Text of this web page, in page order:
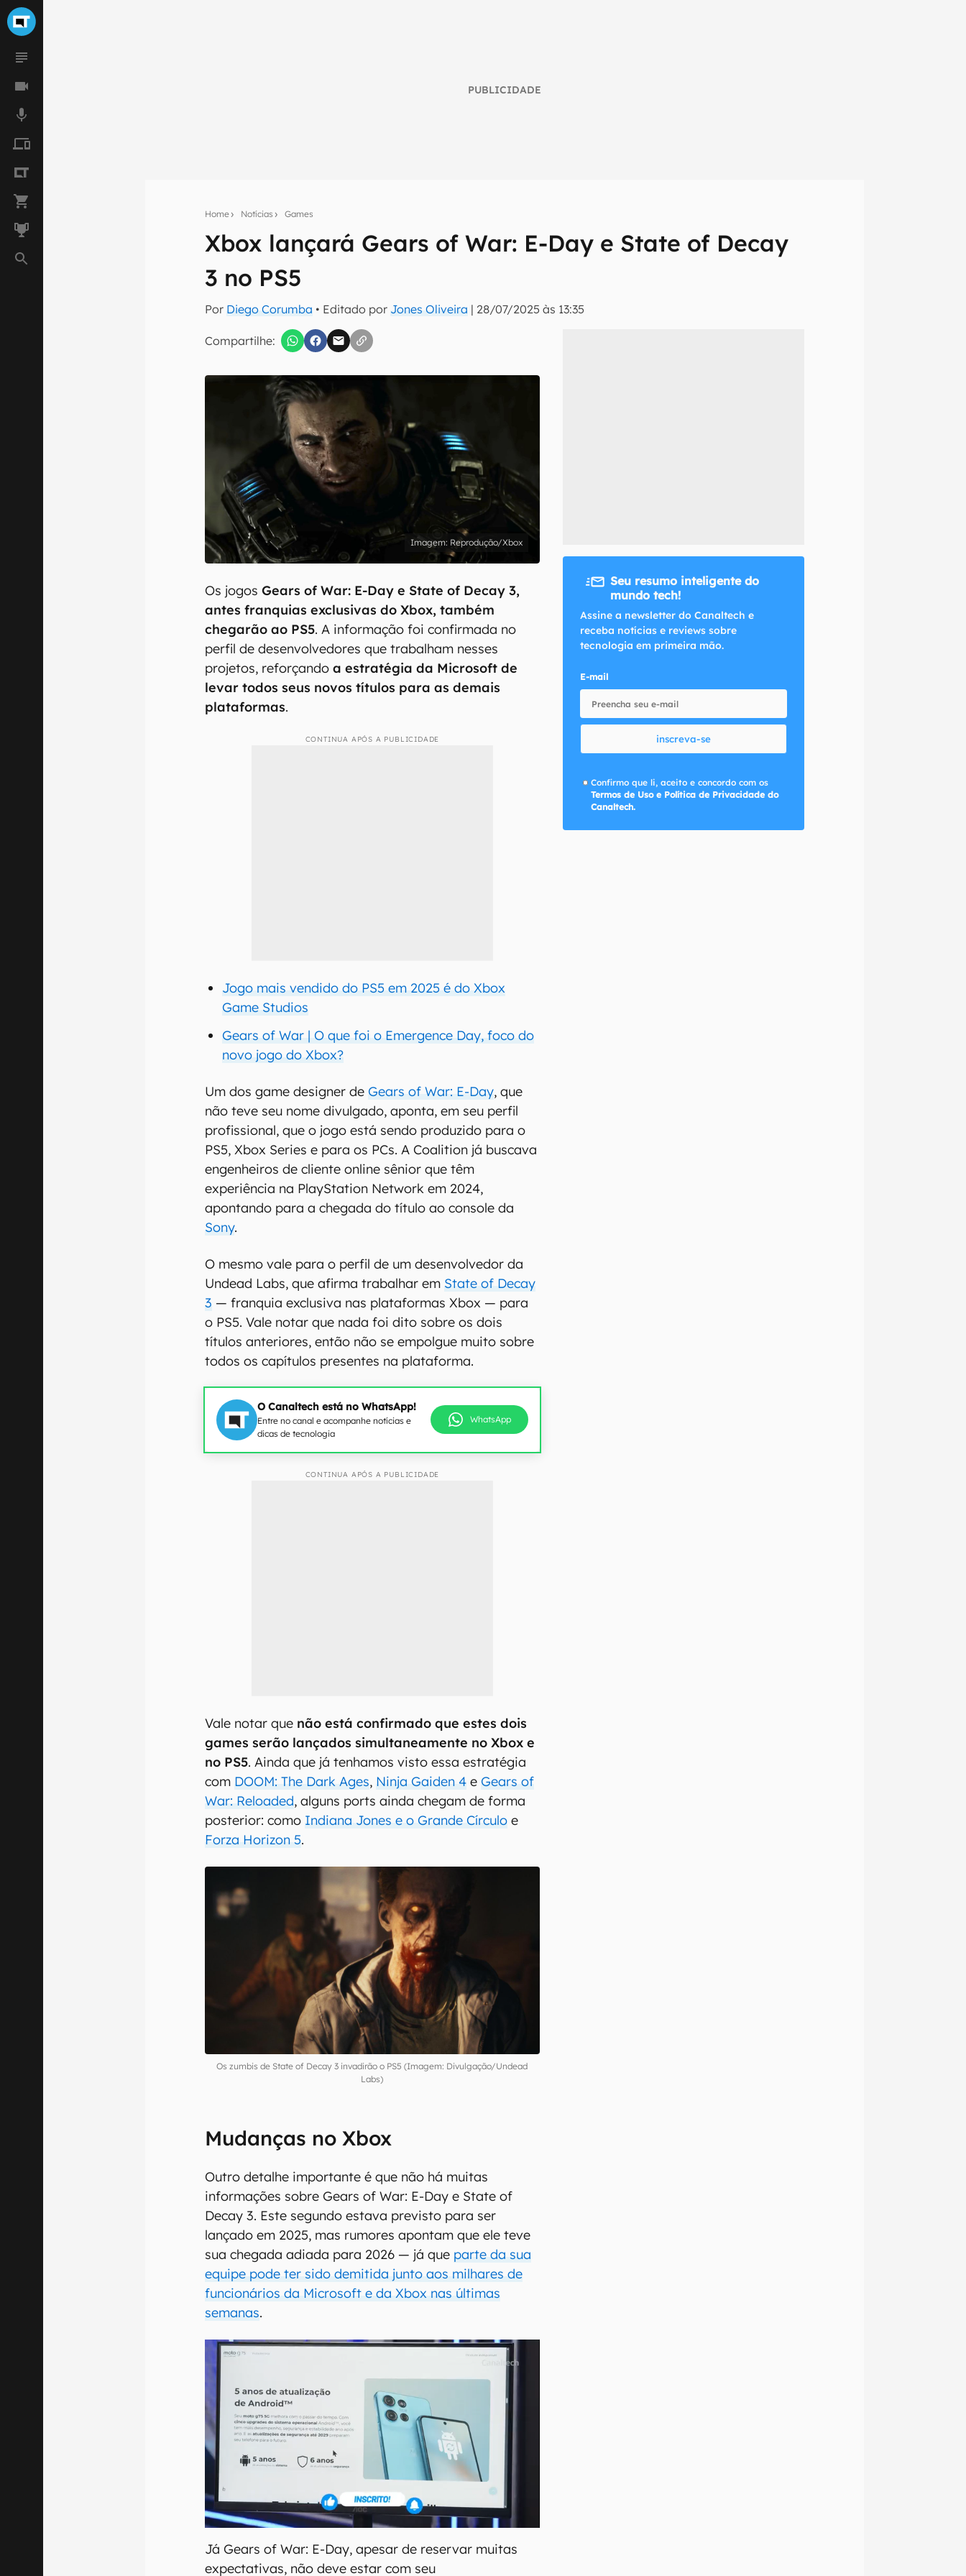
PUBLICIDADE
Home Notícias Games
Xbox lançará Gears of War: E-Day e State of Decay
3 no PS5
Por Diego Corumba • Editado por Jones Oliveira | 28/07/2025 às 13:35
Compartilhe:
Seu resumo inteligente do mundo tech!
Assine a newsletter do Canaltech e receba notícias e reviews sobre tecnologia em primeira
Confirmo que li, aceito e concordo com os Termos de Uso e Política de Privacidade do Canaltech.
Reprodução/Xbox
Os jogosGears of War: E-Day e State of Decay 3,
antes franquias exclusivas do Xbox, também
chegarão ao PS5. A informação foi confirmada no
perfil de desenvolvedores que trabalham nesses
projetos, reforçandoa estratégia da Microsoft de
levar todos seus novos títulos para as demais
plataformas.
CONTINUA APÓS A PUBLICIDADE
Jogo mais vendido do PS5 em 2025 é do Xbox
Game Studios
Gears of War | O que foi o Emergence Day, foco do
novo jogo do Xbox?
Um dos game designer deGears of War: E-Day, que
não teve seu nome divulgado, aponta, em seu perfil
profissional, que o jogo está sendo produzido para o
PS5, Xbox Series e para os PCs. A Coalition já buscava
engenheiros de cliente online sênior que têm
experiência na PlayStation Network em 2024,
apontando para a chegada do título ao console da
Sony.
O mesmo vale para o perfil de um desenvolvedor da
Undead Labs, que afirma trabalhar em State of Decay
3 — franquia exclusiva nas plataformas Xbox — para
o PS5. Vale notar que nada foi dito sobre os dois
títulos anteriores, então não se empolgue muito sobre
todos os capítulos presentes na plataforma.
O Canaltech está no WhatsApp!
Entre no canal e acompanhe notícias e
dicas de tecnologia
WhatsApp
CONTINUA APÓS A PUBLICIDADE
Vale notar que não está confirmado que estes dois
games serão lançados simultaneamente no Xbox e
no PS5. Ainda que já tenhamos visto essa estratégia
com DOOM: The Dark Ages, Ninja Gaiden 4 eGears of
War: Reloaded, alguns ports ainda chegam de forma
posterior: como Indiana Jones e o Grande Círculo e
Forza Horizon 5.
Os zumbis de State of Decay 3 invadirão o PS5 (Imagem: Divulgação/Undead
Labs)
Mudanças no Xbox
Outro detalhe importante é que não há muitas
informações sobre Gears of War: E-Day e State of
Decay 3. Este segundo estava previsto para ser
lançado em 2025, mas rumores apontam que ele teve
sua chegada adiada para 2026 — já que parte da sua
equipe pode ter sido demitida junto aos milhares de
funcionários da Microsoft e da Xbox nas últimas
semanas.
Já Gears of War: E-Day, apesar de reservar muitas
expectativas, não deve estar com seu
Seu resumo inteligente do
mundo tech!
Assine a newsletter do Canaltech e
receba notícias e reviews sobre
tecnologia em primeira mão.
E-mail
inscreva-se
Confirmo que li, aceito e concordo com os
Termos de Uso e Política de Privacidade do
Canaltech.